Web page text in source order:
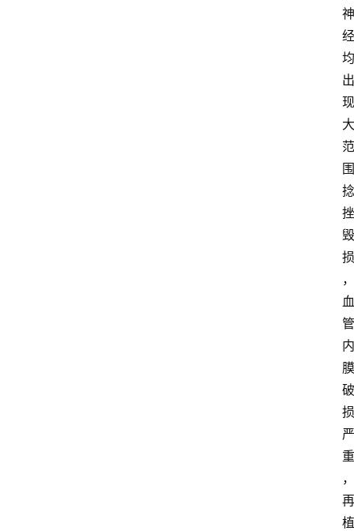
神
经
均
出
现
大
范
围
捻
挫
毁
损
，
血
管
内
膜
破
损
严
重
，
再
植